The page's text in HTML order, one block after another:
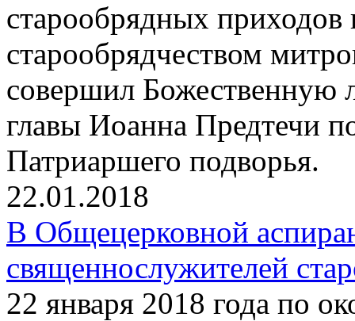
старообрядных
старообрядчеством
совершил Божественную
главы Иоанна Предтечи
Патриаршего подворья.
22.01.2018
В Общецерковной
священнослужителей
22 января 2018 года по